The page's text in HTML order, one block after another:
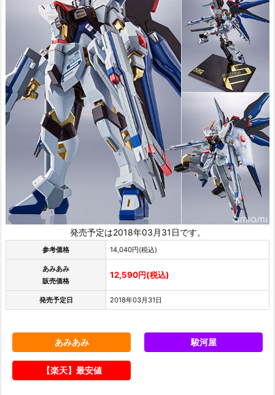
発売予定は2018年03月31日です。
参考価格 14,040円(税込)
あみあみ
販売価格
12,590円(税込)
発売予定日 2018年03月31日
あみあみ 駿河屋
【楽天】最安値